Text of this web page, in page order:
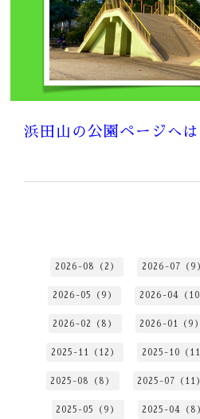
浜田山の公園ページへ
2026-08（2） 2026-07（9
2026-05（9） 2026-04（10
2026-02（8） 2026-01（9）
2025-11（12） 2025-10（11
2025-08（8） 2025-07（11
2025-05（9） 2025-04（8